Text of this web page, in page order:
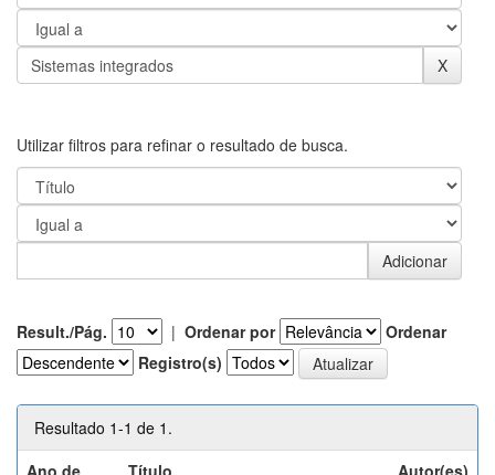
Utilizar filtros para refinar o resultado de busca.
Result./Pág. | Ordenar por
Ordenar
Registro(s)
Resultado 1-1 de 1.
Ano de
Título Autor(es)